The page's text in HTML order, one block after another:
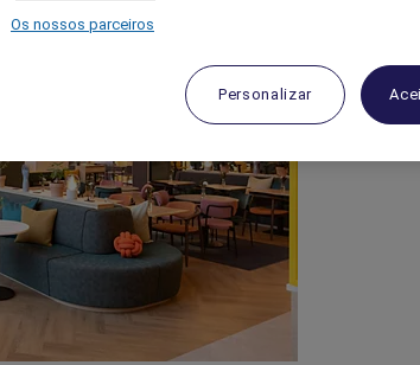
Os nossos parceiros
Personalizar